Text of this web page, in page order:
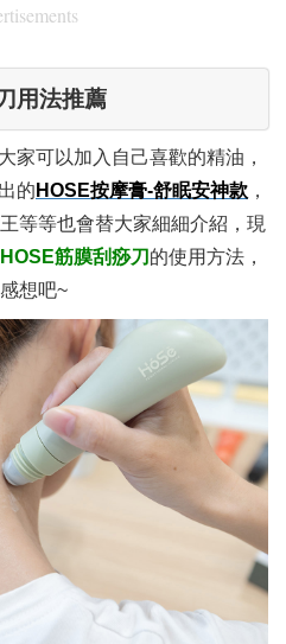
用法推薦
家可以加入自己喜歡的精油，
的 HOSE按摩膏-舒眠安神款 ，
等等也會替大家細細介紹，現
HOSE筋膜刮痧刀 的使用方法，
想吧~